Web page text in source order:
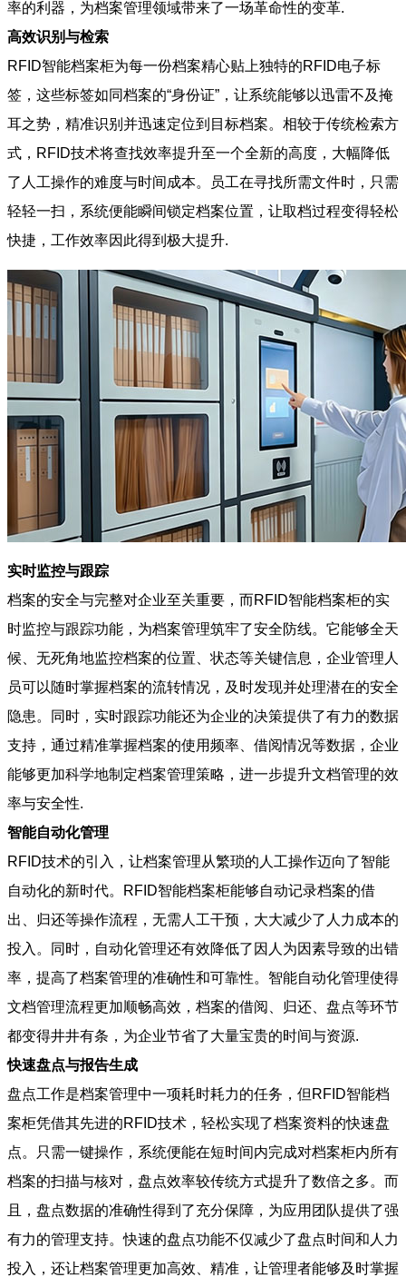
率的利器，为档案管理领域带来了一场革命性的变革.
高效识别与检索
RFID智能档案柜为每一份档案精心贴上独特的RFID电子标
签，这些标签如同档案的“身份证”，让系统能够以迅雷不及掩
耳之势，精准识别并迅速定位到目标档案。相较于传统检索方
式，RFID技术将查找效率提升至一个全新的高度，大幅降低
了人工操作的难度与时间成本。员工在寻找所需文件时，只需
轻轻一扫，系统便能瞬间锁定档案位置，让取档过程变得轻松
快捷，工作效率因此得到极大提升.
实时监控与跟踪
档案的安全与完整对企业至关重要，而RFID智能档案柜的实
时监控与跟踪功能，为档案管理筑牢了安全防线。它能够全天
候、无死角地监控档案的位置、状态等关键信息，企业管理人
员可以随时掌握档案的流转情况，及时发现并处理潜在的安全
隐患。同时，实时跟踪功能还为企业的决策提供了有力的数据
支持，通过精准掌握档案的使用频率、借阅情况等数据，企业
能够更加科学地制定档案管理策略，进一步提升文档管理的效
率与安全性.
智能自动化管理
RFID技术的引入，让档案管理从繁琐的人工操作迈向了智能
自动化的新时代。RFID智能档案柜能够自动记录档案的借
出、归还等操作流程，无需人工干预，大大减少了人力成本的
投入。同时，自动化管理还有效降低了因人为因素导致的出错
率，提高了档案管理的准确性和可靠性。智能自动化管理使得
文档管理流程更加顺畅高效，档案的借阅、归还、盘点等环节
都变得井井有条，为企业节省了大量宝贵的时间与资源.
快速盘点与报告生成
盘点工作是档案管理中一项耗时耗力的任务，但RFID智能档
案柜凭借其先进的RFID技术，轻松实现了档案资料的快速盘
点。只需一键操作，系统便能在短时间内完成对档案柜内所有
档案的扫描与核对，盘点效率较传统方式提升了数倍之多。而
且，盘点数据的准确性得到了充分保障，为应用团队提供了强
有力的管理支持。快速的盘点功能不仅减少了盘点时间和人力
投入，还让档案管理更加高效、精准，让管理者能够及时掌握